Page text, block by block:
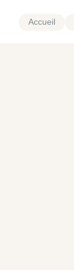
Accueil